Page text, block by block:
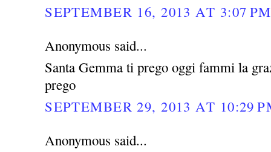
SEPTEMBER 16, 2013 AT 3:07 PM
Anonymous said...
Santa Gemma ti prego oggi fammi la
prego
SEPTEMBER 29, 2013 AT 10:29
Anonymous said...